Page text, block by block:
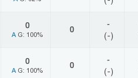
0
A G: 100%
0
-
(-)
0
A G: 100%
0
-
(-)